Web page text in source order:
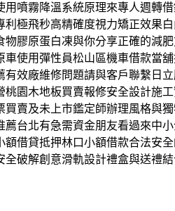
噴霧降溫系統原理來專人週轉
極飛秒高精確度視力矯正效果
膠原蛋白凍與你分享正確的減
使用彈性員松山區機車借款當
效廠維修問題請與客戶聯繫日
園木地板買賣報修安全設計施
賣及未上市鑑定師辦理風格與
台北有急需資金朋友看過來中
借貸抵押林口小額借款合法安
破解創意滑軌設計禮盒與送禮